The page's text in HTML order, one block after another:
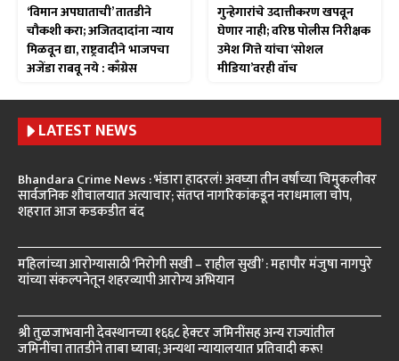
‘विमान अपघाताची’ तातडीने
चौकशी करा; अजितदादांना न्याय
मिळवून द्या, राष्ट्रवादीने भाजपचा
अजेंडा राबवू नये : काँग्रेस
गुन्हेगारांचे उदात्तीकरण खपवून
घेणार नाही; वरिष्ठ पोलीस निरीक्षक
उमेश गित्ते यांचा ‘सोशल
मीडिया’वरही वॉच
LATEST NEWS
Bhandara Crime News : भंडारा हादरलं! अवघ्या तीन वर्षांच्या चिमुकलीवर
सार्वजनिक शौचालयात अत्याचार; संतप्त नागरिकांकडून नराधमाला चोप,
शहरात आज कडकडीत बंद
महिलांच्या आरोग्यासाठी ‘निरोगी सखी – राहील सुखी’ : महापौर मंजुषा नागपुरे
यांच्या संकल्पनेतून शहरव्यापी आरोग्य अभियान
श्री तुळजाभवानी देवस्थानच्या १६६८ हेक्टर जमिनींसह अन्य राज्यांतील
जमिनींचा तातडीने ताबा घ्यावा; अन्यथा न्यायालयात प्रतिवादी करू!